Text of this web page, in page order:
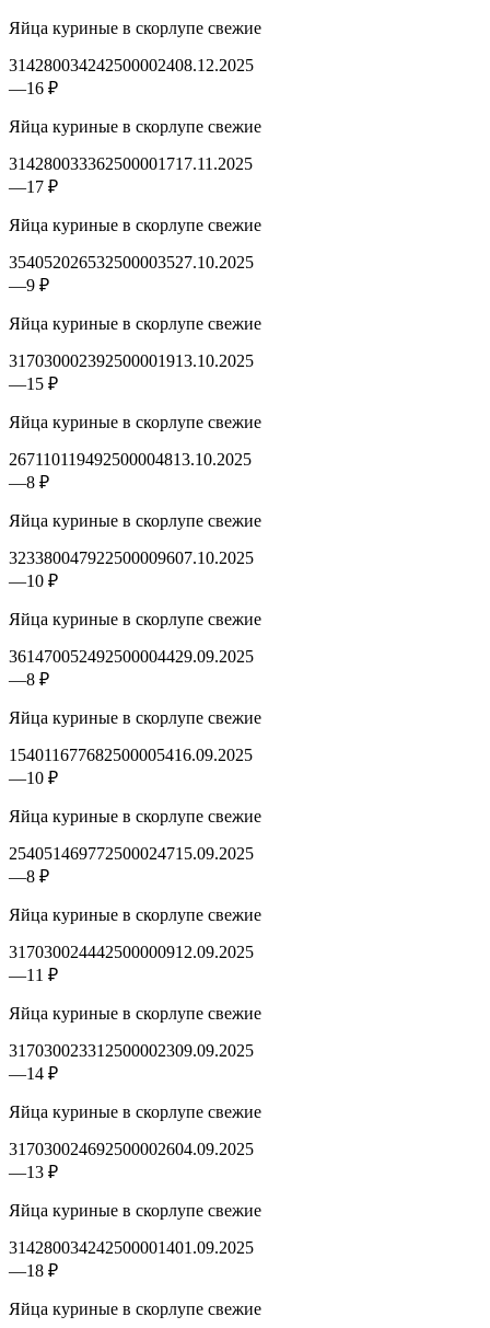
Яйца куриные в скорлупе свежие
314280034242500002408.12.2025
—16 ₽
Яйца куриные в скорлупе свежие
314280033362500001717.11.2025
—17 ₽
Яйца куриные в скорлупе свежие
354052026532500003527.10.2025
—9 ₽
Яйца куриные в скорлупе свежие
317030002392500001913.10.2025
—15 ₽
Яйца куриные в скорлупе свежие
267110119492500004813.10.2025
—8 ₽
Яйца куриные в скорлупе свежие
323380047922500009607.10.2025
—10 ₽
Яйца куриные в скорлупе свежие
361470052492500004429.09.2025
—8 ₽
Яйца куриные в скорлупе свежие
154011677682500005416.09.2025
—10 ₽
Яйца куриные в скорлупе свежие
254051469772500024715.09.2025
—8 ₽
Яйца куриные в скорлупе свежие
317030024442500000912.09.2025
—11 ₽
Яйца куриные в скорлупе свежие
317030023312500002309.09.2025
—14 ₽
Яйца куриные в скорлупе свежие
317030024692500002604.09.2025
—13 ₽
Яйца куриные в скорлупе свежие
314280034242500001401.09.2025
—18 ₽
Яйца куриные в скорлупе свежие